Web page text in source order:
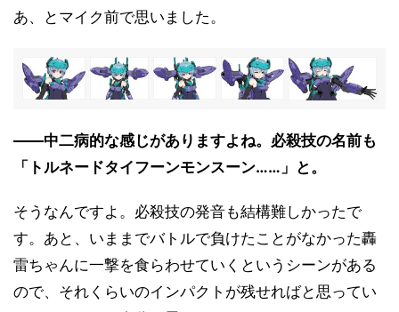
あ、とマイク前で思いました。
――中二病的な感じがありますよね。必殺技の名前も
「トルネードタイフーンモンスーン……」と。
そうなんですよ。必殺技の発音も結構難しかったで
す。あと、いままでバトルで負けたことがなかった轟
雷ちゃんに一撃を食らわせていくというシーンがある
ので、それくらいのインパクトが残せればと思ってい